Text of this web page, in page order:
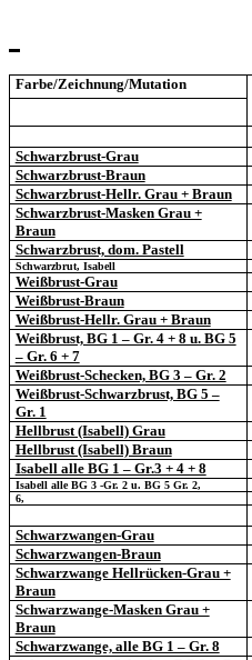
Farbe/Zeichnung/Mutation
Schwarzbrust-Grau
Schwarzbrust-Braun
Schwarzbrust-Hellr. Grau + Braun
Schwarzbrust-Masken Grau +
Braun
Schwarzbrust, dom. Pastell
Schwarzbrut, Isabell
Weißbrust-Grau
Weißbrust-Braun
Weißbrust-Hellr. Grau + Braun
Weißbrust, BG 1 – Gr. 4 + 8 u. BG 5
– Gr. 6 + 7
Weißbrust-Schecken, BG 3 – Gr. 2
Weißbrust-Schwarzbrust, BG 5 –
Gr. 1
Hellbrust (Isabell) Grau
Hellbrust (Isabell) Braun
Isabell alle BG 1 – Gr.3 + 4 + 8
Isabell alle BG 3 -Gr. 2 u. BG 5 Gr. 2,
6,
Schwarzwangen-Grau
Schwarzwangen-Braun
Schwarzwange Hellrücken-Grau +
Braun
Schwarzwange-Masken Grau +
Braun
Schwarzwange, alle BG 1 – Gr. 8